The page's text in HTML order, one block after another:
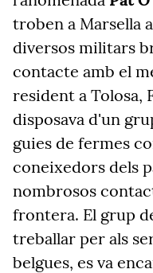
troben a Marsella
diversos militars
contacte amb el
resident a Tolosa,
disposava d'un
guies de fermes
coneixedors dels
nombrosos
frontera. El grup
treballar per als
belgues, es va